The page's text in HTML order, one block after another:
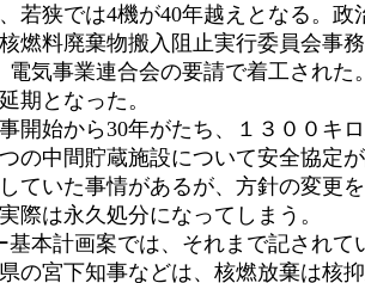
若狭では4機が40年越えとなる。政
燃料廃棄物搬入阻止実行委員会事
電気事業連合会の要請で着工され
期となった。
開始から30年がたち、１３００キ
の中間貯蔵施設について安全協定
ていた事情があるが、方針の変更
際は永久処分になってしまう。
本計画案では、それまで記されて
の宮下知事などは、核燃放棄は核